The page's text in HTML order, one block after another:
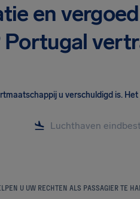
en
Portugal
u verschuldigd is.
U UW RECHTEN ALS PASSAGIER TE